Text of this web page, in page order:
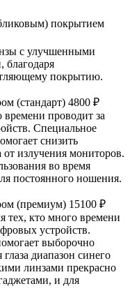
покрытием
с улучшенными
благодаря
покрытию.
(стандарт) 4800 ₽
проводит за
Специальное
снизить
от излучения мониторов.
во время
постоянного ношения.
(премиум) 15100 ₽
тех, кто много времени
устройств.
выборочно
диапазон синего
линзами прекрасно
и для